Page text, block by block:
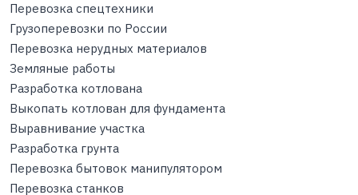
Перевозка спецтехники
Грузоперевозки по России
Перевозка нерудных материалов
Земляные работы
Разработка котлована
Выкопать котлован для фундамента
Выравнивание участка
Разработка грунта
Перевозка бытовок манипулятором
Перевозка станков